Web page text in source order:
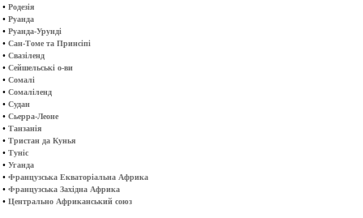
• Родезія
• Руанда
• Руанда-Урунді
• Сан-Томе та Принсіпі
• Свазіленд
• Сейшельські о-ви
• Сомалі
• Сомаліленд
• Судан
• Сьерра-Леоне
• Танзанія
• Тристан да Кунья
• Туніс
• Уганда
• Французська Екваторіальна Африка
• Французська Західна Африка
• Центрально Африканський союз